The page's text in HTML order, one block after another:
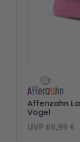
UVP69,99 €
Affenzahn
Vogel